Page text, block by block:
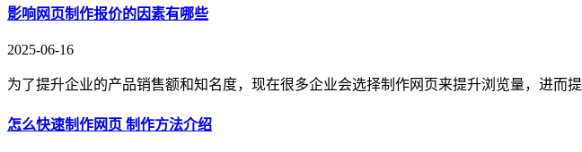
影响网页制作报价的因素有哪些
2025-06-16
为了提升企业的产品销售额和知名度，现在很多企业会选择制作网页来提升浏览量，进而提
怎么快速制作网页 制作方法介绍